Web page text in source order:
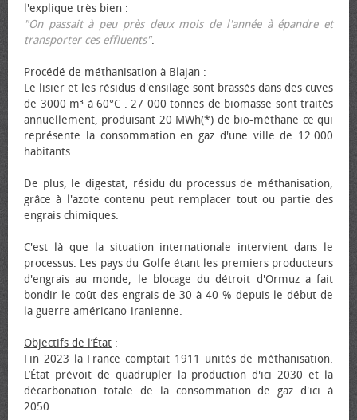
l'explique très bien :
"On passait à peu près deux mois de l'année à épandre et
transporter ces effluents".
Procédé de méthanisation à Blajan :
Le lisier et les résidus d'ensilage sont brassés dans des cuves
de 3000 m³ à 60°C . 27 000 tonnes de biomasse sont traités
annuellement, produisant 20 MWh(*) de bio-méthane ce qui
représente la consommation en gaz d'une ville de 12.000
habitants.
De plus, le digestat, résidu du processus de méthanisation,
grâce à l'azote contenu peut remplacer tout ou partie des
engrais chimiques.
C'est là que la situation internationale intervient dans le
processus. Les pays du Golfe étant les premiers producteurs
d'engrais au monde, le blocage du détroit d'Ormuz a fait
bondir le coût des engrais de 30 à 40 % depuis le début de
la guerre américano-iranienne.
Objectifs de l’État :
Fin 2023 la France comptait 1911 unités de méthanisation.
L’État prévoit de quadrupler la production d'ici 2030 et la
décarbonation totale de la consommation de gaz d'ici à
2050.